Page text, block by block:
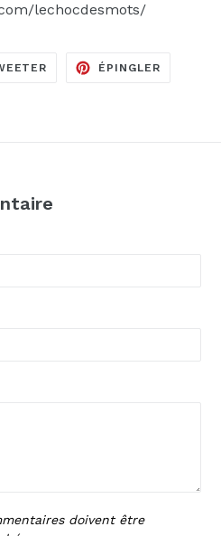
lechocdesmots/
TWEETERÉPINGLER
doivent être